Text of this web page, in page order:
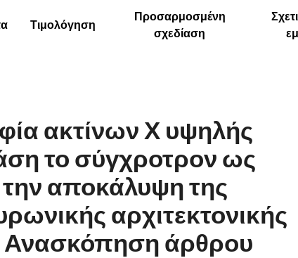
Τιμολόγηση
Προσαρμοσμένη
σχεδίαση
ακτίνων Χ υψηλής
το σύγχροτρον ως
την αποκάλυψη της
αρχιτεκτονικής
Ανασκόπηση άρθρου